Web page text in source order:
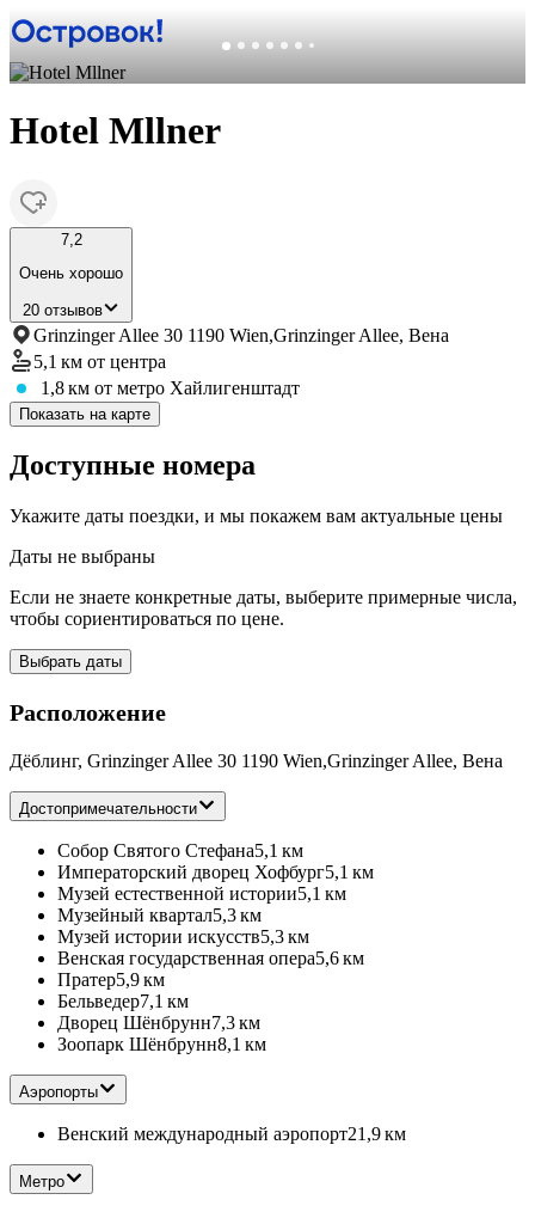
Hotel Mllner
7,2
Очень хорошо
20 отзывов
Grinzinger Allee 30 1190 Wien,Grinzinger Allee, Вена
5,1 км от центра
1,8 км от метро Хайлигенштадт
Показать на карте
Доступные номера
Укажите даты поездки, и мы покажем вам актуальные цены
Даты не выбраны
Если не знаете конкретные даты, выберите примерные числа,
чтобы сориентироваться по цене.
Выбрать даты
Расположение
Дёблинг, Grinzinger Allee 30 1190 Wien,Grinzinger Allee, Вена
Достопримечательности
Собор Святого Стефана5,1 км
Императорский дворец Хофбург5,1 км
Музей естественной истории5,1 км
Музейный квартал5,3 км
Музей истории искусств5,3 км
Венская государственная опера5,6 км
Пратер5,9 км
Бельведер7,1 км
Дворец Шёнбрунн7,3 км
Зоопарк Шёнбрунн8,1 км
Аэропорты
Венский международный аэропорт21,9 км
Метро